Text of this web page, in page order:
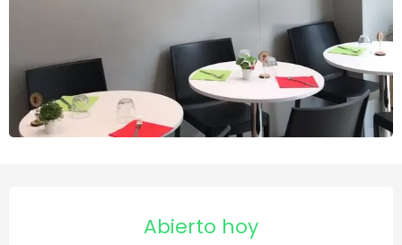
Abierto hoy